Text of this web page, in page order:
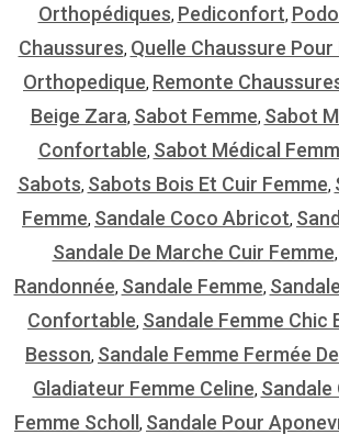
Orthopédiques, Pediconfort,
Chaussures, Quelle Chaussure
Orthopedique, Remonte
Beige Zara, Sabot Femme, Sabot
Confortable, Sabot Médical
Sabots, Sabots Bois Et Cuir Femme,
Femme, Sandale Coco Abricot,
Sandale De Marche Cuir Femme,
Randonnée, Sandale Femme,
Confortable, Sandale Femme Chic
Besson, Sandale Femme Fermée
Gladiateur Femme Celine,
Femme Scholl , Sandale Pour